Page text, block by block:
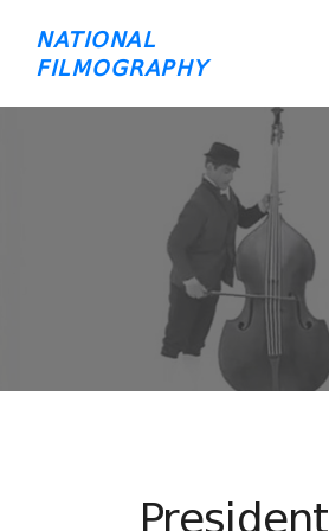
NATIONAL
FILMOGRAPHY
President